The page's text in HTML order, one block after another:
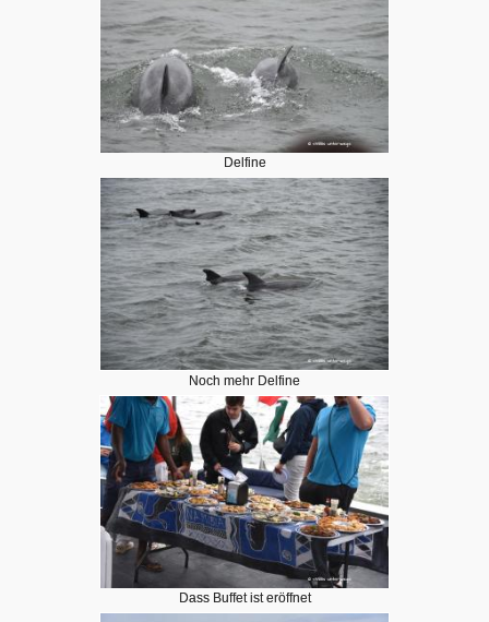
Delfine
Noch mehr Delfine
Dass Buffet ist eröffnet